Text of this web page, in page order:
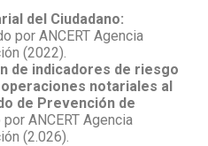
del Ciudadano:
por ANCERT Agencia
(2022).
de indicadores de riesgo
notariales al
de Prevención de
ANCERT Agencia
(2.026).